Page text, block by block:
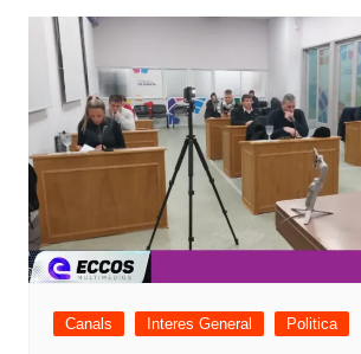
Canals Interes General Politica